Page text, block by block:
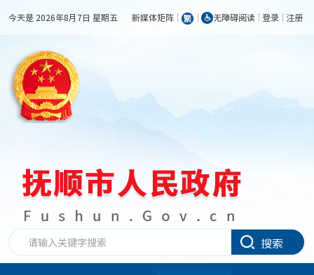
今天是 2026年8月7日 星期五 新媒体矩阵 无障碍阅读 登录 注册
搜索